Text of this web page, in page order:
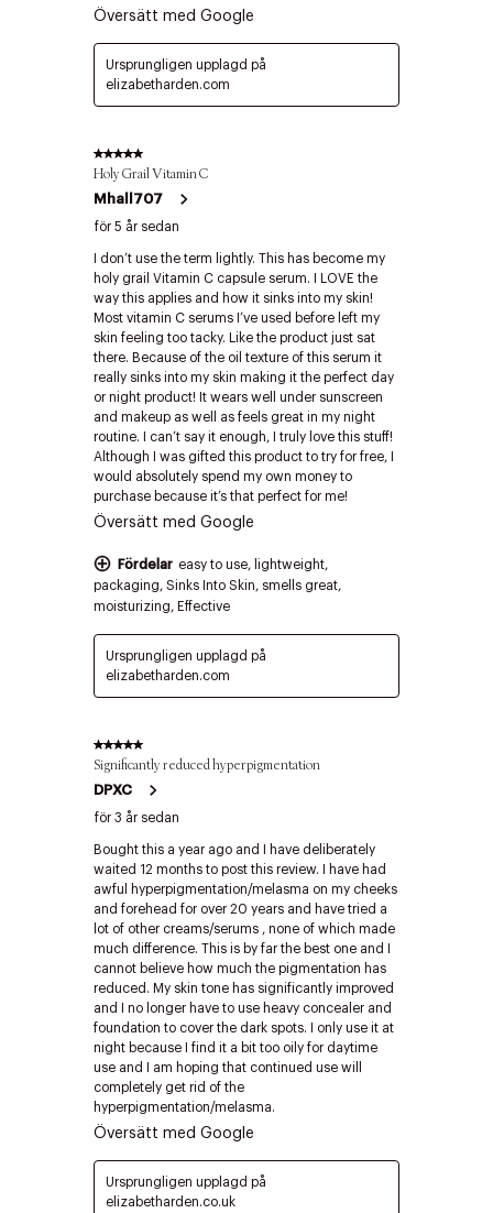
Edit cookies
Stäng